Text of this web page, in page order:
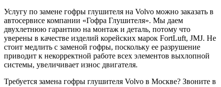
Услугу по замене гофры глушителя на Volvo можно заказать в
автосервисе компании «Гофра Глушителя». Мы даем
двухлетнюю гарантию на монтаж и деталь, потому что
уверены в качестве изделий корейских марок FortLuft, JMJ. Не
стоит медлить с заменой гофры, поскольку ее разрушение
приводит к некорректной работе всех элементов выхлопной
системы, увеличивает износ двигателя.
Требуется замена гофры глушителя Volvo в Москве? Звоните в